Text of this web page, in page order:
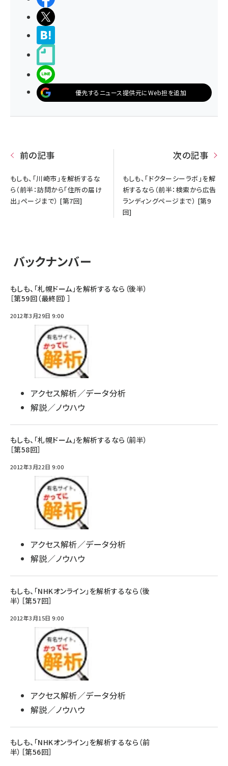
優先するニュース提供元にWeb担を追加
前の記事
もしも、「川崎市」を解析するな
ら（前半：訪問から「住所の届け
出」ページまで） [第7回]
次の記事
もしも、「ドクターシーラボ」を解
析するなら（前半：検索から広告
ランディングページまで） [第9
回]
バックナンバー
もしも、「札幌ドーム」を解析するなら（後半）
［第59回（最終回）］
2012年3月29日 9:00
アクセス解析／データ分析
解説／ノウハウ
もしも、「札幌ドーム」を解析するなら（前半）
［第58回］
2012年3月22日 9:00
アクセス解析／データ分析
解説／ノウハウ
もしも、「NHKオンライン」を解析するなら（後
半）［第57回］
2012年3月15日 9:00
アクセス解析／データ分析
解説／ノウハウ
もしも、「NHKオンライン」を解析するなら（前
半）［第56回］